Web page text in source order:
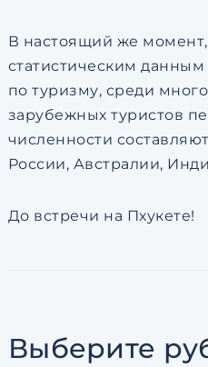
В настоящий же момент,
статистическим данным
по туризму, среди
зарубежных туристов
численности
России, Австралии,
До встречи на Пхукете!
Выберите